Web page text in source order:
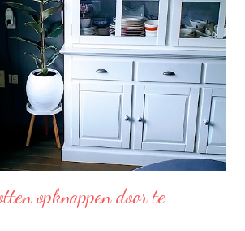
vetzuren, die het lichaam niet
dragen bij tot de instandhouding van een
in het bloed. Becel Dieetolie geeft
aan uw gerechten, met behoud van de
ingrediënten. Naast warme toepassing
opknappen door te